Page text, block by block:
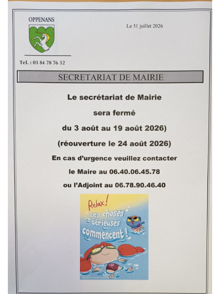
Communauté de communes
Comité des Fêtes
Tourisme
Infos pratiques
MAIRIE
Adresse :
70110 OPPENANS
Tél : 03 84 78 76 32
E-mail: mairie.oppenans@orange.fr
Site internet : www.oppenans.fr.
Plus d'infos pratiques...
Inscrivez-vous pour recevoir, par mail, les dernières informations publiées
sur Oppenans.